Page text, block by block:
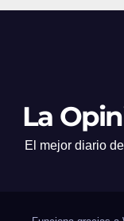
La
El mejor diario